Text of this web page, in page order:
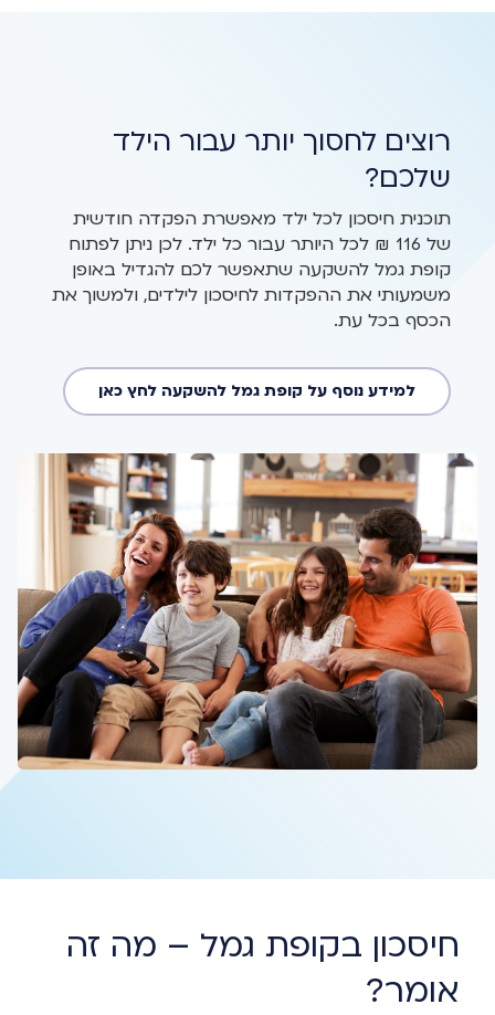
רוצים לחסוך יותר עבור הילד
שלכם?
תוכנית חיסכון לכל ילד מאפשרת הפקדה חודשית
של 116 ₪ לכל היותר עבור כל ילד. לכן ניתן לפתוח
קופת גמל להשקעה שתאפשר לכם להגדיל באופן
משמעותי את ההפקדות לחיסכון לילדים, ולמשוך את
הכסף בכל עת.
למידע נוסף על קופת גמל להשקעה לחץ כאן
חיסכון בקופת גמל – מה זה
אומר?